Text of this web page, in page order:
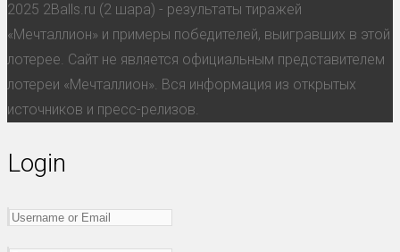
2025 2Balls.ru (2 шара) - результаты тиражей
«Мечталлион» и примеры победителей, выигравших в этой
лотерее. Сайт не является официальным представителем
лотереи «Мечталлион». Вся информация из открытых
источников и пресс-релизов.
Login